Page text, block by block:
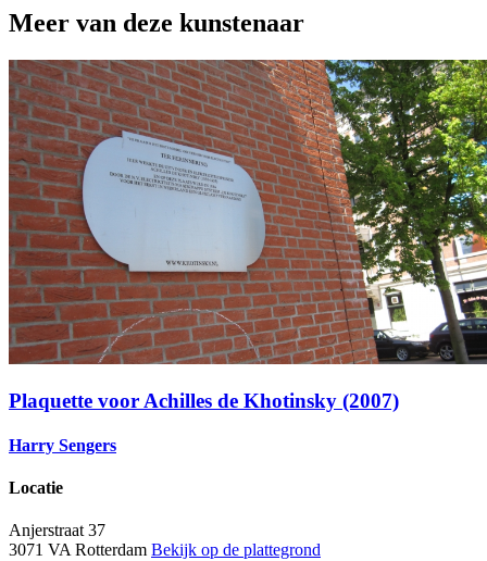
Meer van deze kunstenaar
Plaquette voor Achilles de Khotinsky (2007)
Harry Sengers
Locatie
Anjerstraat 37
3071 VA Rotterdam Bekijk op de plattegrond